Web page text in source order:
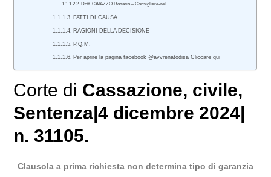
Dott. CAIAZZO Rosario – Consigliere-rel.
FATTI DI CAUSA
RAGIONI DELLA DECISIONE
P.Q.M.
Per aprire la pagina facebook @avvrenatodisa Cliccare qui
Corte di Cassazione, civile,
Sentenza|4 dicembre 2024|
n. 31105.
Clausola a prima richiesta non determina tipo di garanzia